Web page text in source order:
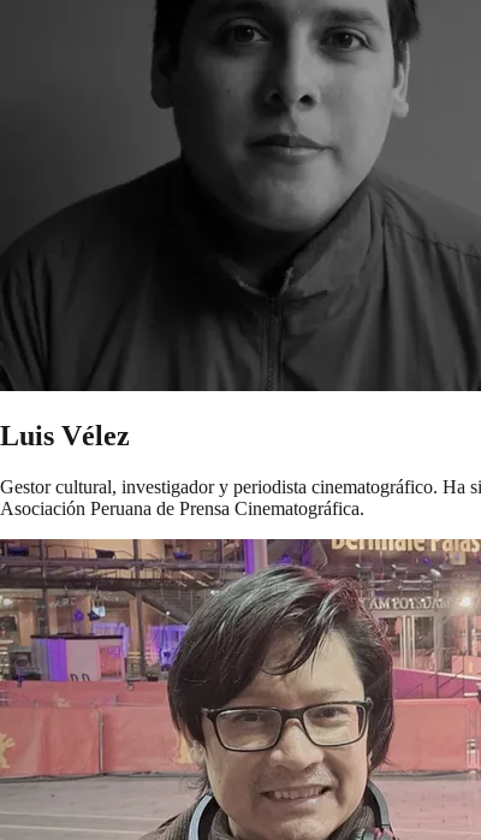
Luis Vélez
Gestor cultural, investigador y periodista cinematográfico. Ha
Asociación Peruana de Prensa Cinematográfica.